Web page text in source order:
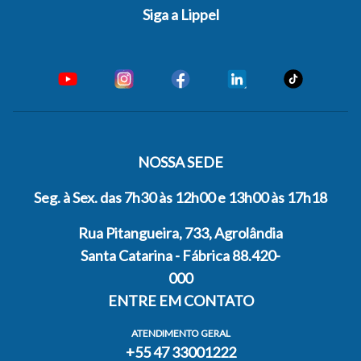
Siga a Lippel
NOSSA SEDE
Seg. à Sex. das 7h30 às 12h00 e 13h00 às 17h18
Rua Pitangueira, 733, Agrolândia
Santa Catarina - Fábrica 88.420-
000
ENTRE EM CONTATO
ATENDIMENTO GERAL
+55 47 33001222